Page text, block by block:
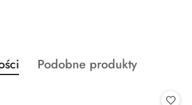
produktów
Produkty
Podobne produkty